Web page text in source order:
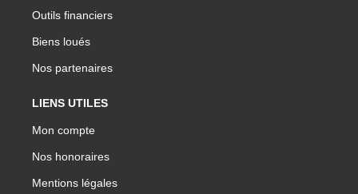
Outils financiers
Biens loués
Nos partenaires
LIENS UTILES
Mon compte
Nos honoraires
Mentions légales